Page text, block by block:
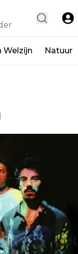
Welzijn Natuur